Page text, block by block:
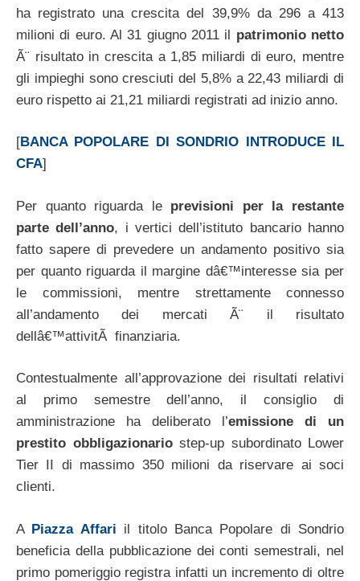
ha registrato una crescita del 39,9% da 296 a 413
milioni di euro. Al 31 giugno 2011 il patrimonio netto
Ã¨ risultato in crescita a 1,85 miliardi di euro, mentre
gli impieghi sono cresciuti del 5,8% a 22,43 miliardi di
euro rispetto ai 21,21 miliardi registrati ad inizio anno.
[BANCA POPOLARE DI SONDRIO INTRODUCE IL
CFA]
Per quanto riguarda le previsioni per la restante
parte dell’anno, i vertici dell’istituto bancario hanno
fatto sapere di prevedere un andamento positivo sia
per quanto riguarda il margine dâ€™interesse sia per
le commissioni, mentre strettamente connesso
all’andamento dei mercati Ã¨ il risultato
dellâ€™attivitÃ finanziaria.
Contestualmente all’approvazione dei risultati relativi
al primo semestre dell’anno, il consiglio di
amministrazione ha deliberato l’emissione di un
prestito obbligazionariostep-up subordinato Lower
Tier II di massimo 350 milioni da riservare ai soci
clienti.
A Piazza Affari il titolo Banca Popolare di Sondrio
beneficia della pubblicazione dei conti semestrali, nel
primo pomeriggio registra infatti un incremento di oltre